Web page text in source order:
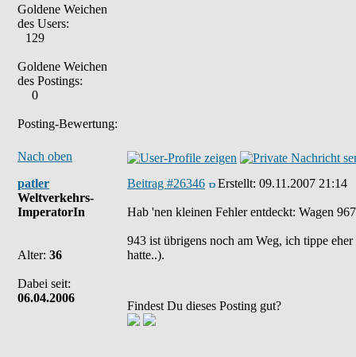
Goldene Weichen
des Users:
129
Goldene Weichen
des Postings:
0
Posting-Bewertung:
Nach oben
patler
Weltverkehrs-
ImperatorIn
Alter: 36
Dabei seit:
06.04.2006
Beitrag #26346 Erstellt: 09.11.2007 21:14
Hab 'nen kleinen Fehler entdeckt: Wagen
943 ist übrigens noch am Weg, ich tippe
hatte..).
Findest Du dieses Posting gut?